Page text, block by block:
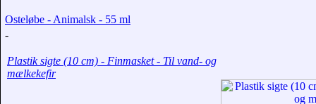
Osteløbe - Animalsk - 55 ml
-
Plastik sigte (10 cm) - Finmasket - Til vand- og
mælkekefir